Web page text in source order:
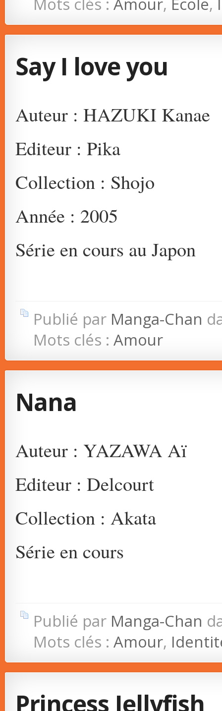
Say I love you
Auteur : HAZUKI Kanae
Editeur : Pika
Collection : Shojo
Année : 2005
Série en cours au Japon
Publié par Manga-Chan
Mots clés : Amour
Nana
Auteur : YAZAWA Aï
Editeur : Delcourt
Collection : Akata
Série en cours
Publié par Manga-Chan
Mots clés : Amour,
Princess Jellyfish